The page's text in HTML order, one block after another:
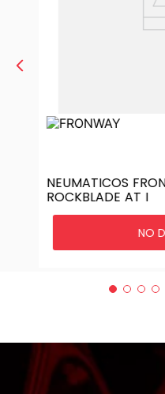
NEUMATICOS
ROCKBLADE AT I
NO